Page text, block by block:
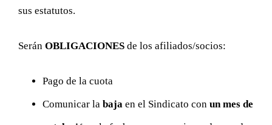
sus estatutos.
Serán OBLIGACIONESde los afiliados/socios:
Pago de la cuota
Comunicar la baja en el Sindicato con un mes de